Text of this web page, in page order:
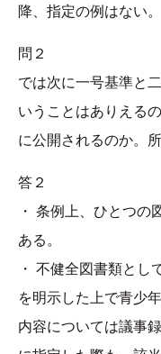
降、指定の例はない。
問２
では次に一号基準と
いうことはありえる
に公開されるのか。所
答２
・ 条例上、ひとつの
ある。
・ 不健全図書類とし
を明示した上で青少
内容については議事